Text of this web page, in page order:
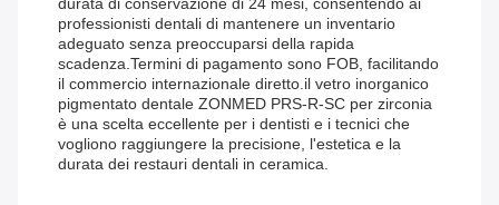
durata di conservazione di 24 mesi, consentendo ai
professionisti dentali di mantenere un inventario
adeguato senza preoccuparsi della rapida
scadenza.Termini di pagamento sono FOB, facilitando
il commercio internazionale diretto.il vetro inorganico
pigmentato dentale ZONMED PRS-R-SC per zirconia
è una scelta eccellente per i dentisti e i tecnici che
vogliono raggiungere la precisione, l'estetica e la
durata dei restauri dentali in ceramica.